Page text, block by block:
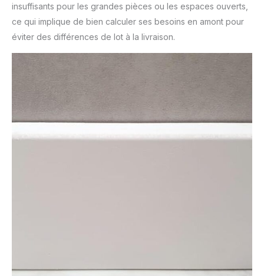
insuffisants pour les grandes pièces ou les espaces ouverts,
ce qui implique de bien calculer ses besoins en amont pour
éviter des différences de lot à la livraison.